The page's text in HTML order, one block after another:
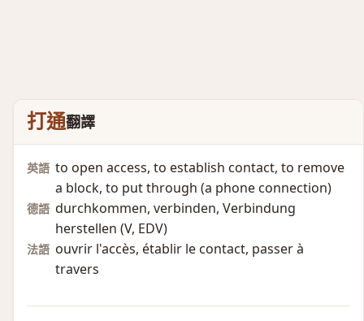
打通翻譯
英語 to open access, to establish contact, to remove
a block, to put through (a phone connection)​
德語 durchkommen, verbinden, Verbindung
herstellen (V, EDV)​
法語 ouvrir l'accès, établir le contact, passer à
travers